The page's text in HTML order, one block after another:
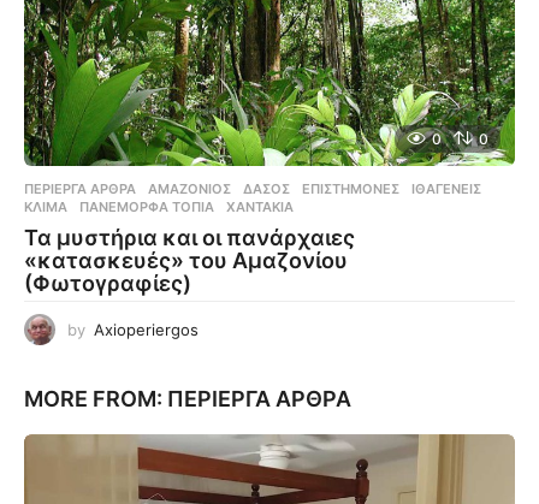
0 0
ΠΕΡΊΕΡΓΑ ΆΡΘΡΑ ΑΜΑΖΌΝΙΟΣ ,ΔΆΣΟΣ ,ΕΠΙΣΤΉΜΟΝΕΣ ,ΙΘΑΓΕΝΕΊΣ
ΚΛΊΜΑ
,ΠΑΝΈΜΟΡΦΑ ΤΟΠΊΑ ,ΧΑΝΤΆΚΙΑ
Τα μυστήρια και οι πανάρχαιες
«κατασκευές» του Αμαζονίου
(Φωτογραφίες)
by Axioperiergos
MORE FROM: ΠΕΡΊΕΡΓΑ ΆΡΘΡΑ